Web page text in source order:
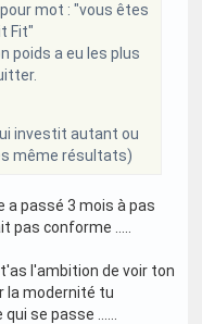
mot : "vous êtes
Fit"
poids a eu les plus
investit autant ou
même résultats)
a passé 3 mois à pas
conforme .....
l'ambition de voir ton
la modernité tu
se passe ......